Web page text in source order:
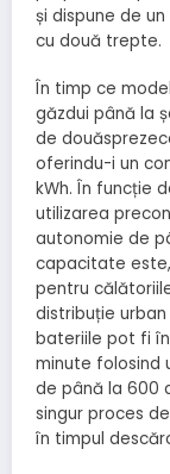
și dispune de
cu două trepte.
În timp ce
găzdui până la
de
oferindu-i un
kWh. În funcție
utilizarea
autonomie de
capacitate
pentru
distribuție urban
bateriile pot fi
minute folosind
de până la 600
singur proces
în timpul